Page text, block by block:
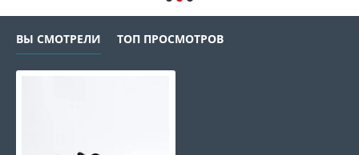
ВЫ СМОТРЕЛИ ТОП ПРОСМОТРОВ